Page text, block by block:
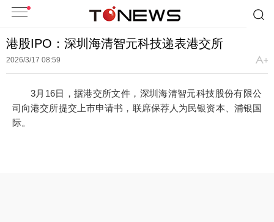
港股IPO：深圳海清智元科技递表港交所
2026/3/17 08:59
3月16日，据港交所文件，深圳海清智元科技股份有限公
司向港交所提交上市申请书，联席保荐人为民银资本、浦银国
际。